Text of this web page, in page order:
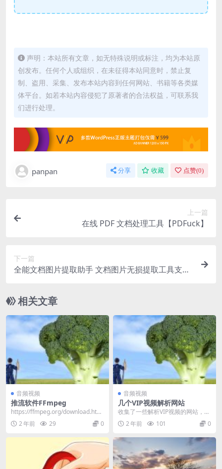
声明：本站所有文章，如无特殊说明或标注，均为本站原
创发布。任何个人或组织，在未征得本站同意时，禁止复
制、盗用、采集、发布本站内容到任何网站、书籍等各类媒
体平台。如若本站内容侵犯了原著者的合法权益，可联系我
们进行处理。
panpan 分享 收藏 点赞(0)
上一篇
在线 PDF 文档处理工具【PDFuck】
下一篇
全能文档图片提取助手 文档图片无损提取工具支持
相关文章
音频视频
推流软件FFmpeg
https://ffmpeg.org/download.html
...
2 年前 29 0
音频视频
几个VIP视频解析网站
收集了一些解析VIP视频的网站，从
此可以免费看VIP视频了
2 年前 101 0